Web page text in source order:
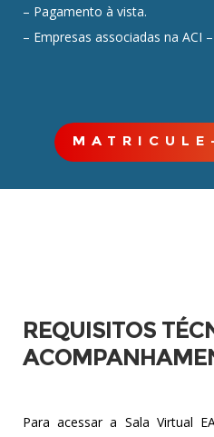
– Pagamento à vista.
– Empresas associadas na ACI
REQUISITOS
Para acessar a Sala Virtual